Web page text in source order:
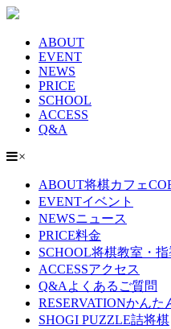
ABOUT
EVENT
NEWS
PRICE
SCHOOL
ACCESS
Q&A
×
ABOUT将棋カフェ
EVENTイベント
NEWSニュース
PRICE料金
SCHOOL将棋教室・
ACCESSアクセス
Q&A よくあるご質問
RESERVATIONかんた
SHOGI PUZZLE詰将棋